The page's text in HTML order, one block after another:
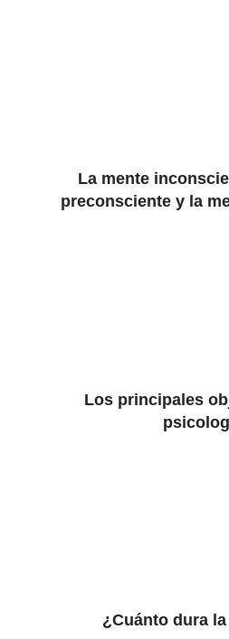
La mente
preconsciente y la
Los principales
¿Cuánto dura